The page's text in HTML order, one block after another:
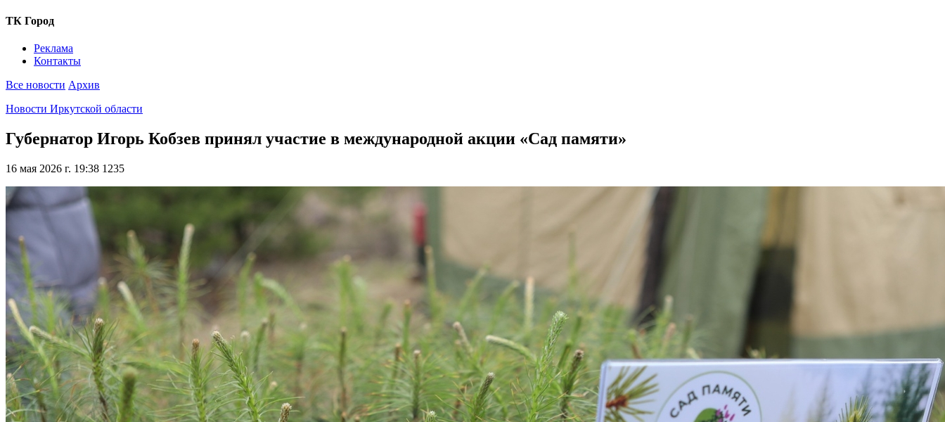
ТК Город
Реклама
Контакты
Все новости Архив
Новости Иркутской области
Губернатор Игорь Кобзев принял участие в международной акции «Сад памяти»
16 мая 2026 г. 19:38 1235